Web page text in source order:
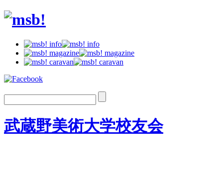
武蔵野美術大学校友会